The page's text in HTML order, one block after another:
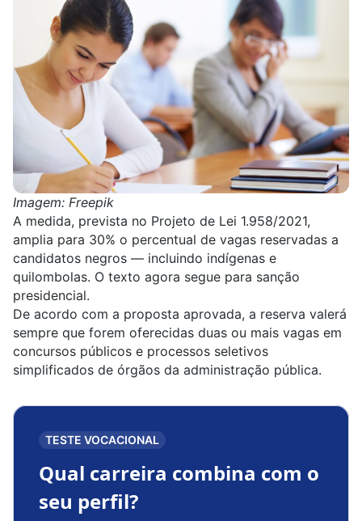
Imagem: Freepik
A medida, prevista no Projeto de Lei 1.958/2021,
amplia para 30% o percentual de vagas reservadas a
candidatos negros — incluindo indígenas e
quilombolas. O texto agora segue para sanção
presidencial.
De acordo com a proposta aprovada, a reserva valerá
sempre que forem oferecidas duas ou mais vagas em
concursos públicos e processos seletivos
simplificados de órgãos da administração pública.
TESTE VOCACIONAL
Qual carreira combina com o
seu perfil?